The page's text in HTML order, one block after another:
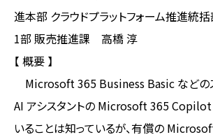
進本部 クラウドプラットフォーム推進統
1部 販売推進課 高橋 淳
【 概要 】
Microsoft 365 Business Basic などの
AI アシスタントの Microsoft 365
いることは知っているが、有償の